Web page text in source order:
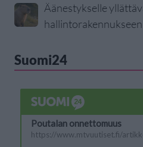
Äänestykselle
Suomi24